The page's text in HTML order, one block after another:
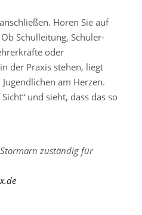
Hören Sie auf
Schulleitung, Schüler-
oder
der Praxis stehen, liegt
am Herzen.
und sieht, dass das so
zuständig für